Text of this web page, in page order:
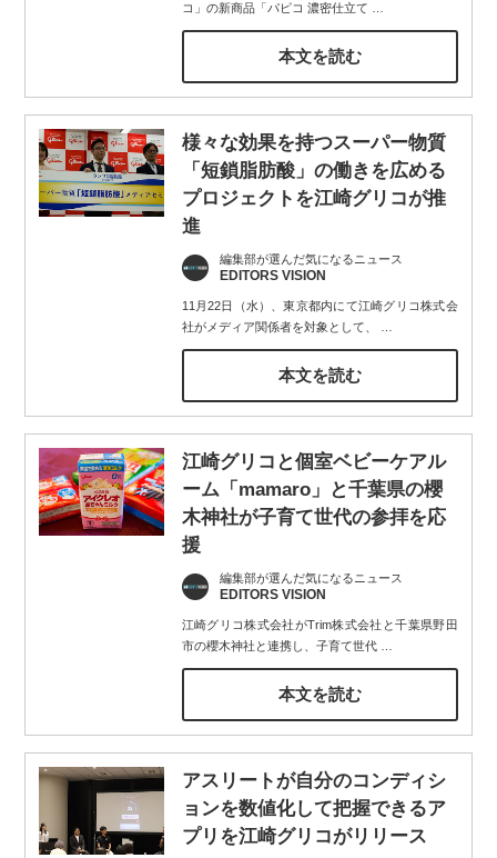
コ」の新商品「パピコ 濃密仕立て
本文を読む
様々な効果を持つスーパー物質
「短鎖脂肪酸」の働きを広める
プロジェクトを江崎グリコが推
進
編集部が選んだ気になるニュース
EDITORS VISION
11月22日（水）、東京都内にて江崎グリコ株式会
社がメディア関係者を対象として、
本文を読む
江崎グリコと個室ベビーケアル
ーム「mamaro」と千葉県の櫻
木神社が子育て世代の参拝を応
援
編集部が選んだ気になるニュース
EDITORS VISION
江崎グリコ株式会社がTrim株式会社と千葉県野田
市の櫻木神社と連携し、子育て世代…
本文を読む
アスリートが自分のコンディシ
ョンを数値化して把握できるア
プリを江崎グリコがリリース